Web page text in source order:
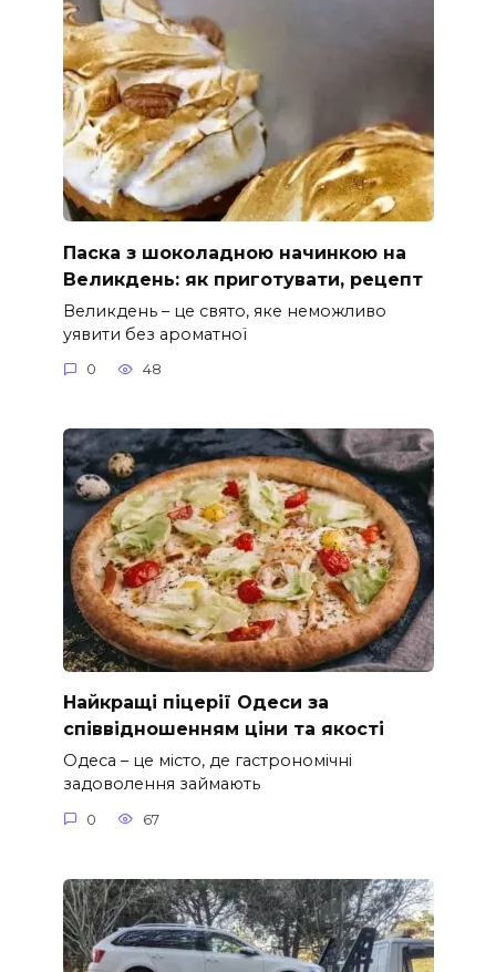
Паска з шоколадною начинкою на
Великдень: як приготувати, рецепт
Великдень – це свято, яке неможливо
уявити без ароматної
0 48
Найкращі піцерії Одеси за
співвідношенням ціни та якості
Одеса – це місто, де гастрономічні
задоволення займають
0 67